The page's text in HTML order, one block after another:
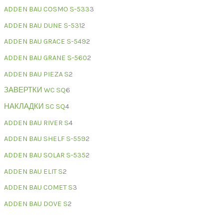
ADDEN BAU COSMO S-5333
ADDEN BAU DUNE S-5312
ADDEN BAU GRACE S-5492
ADDEN BAU GRANE S-5602
ADDEN BAU PIEZA S2
ЗАВЕРТКИ WC SQ6
НАКЛАДКИ SC SQ4
ADDEN BAU RIVER S4
ADDEN BAU SHELF S-5592
ADDEN BAU SOLAR S-5352
ADDEN BAU ELIT S2
ADDEN BAU COMET S3
ADDEN BAU DOVE S2